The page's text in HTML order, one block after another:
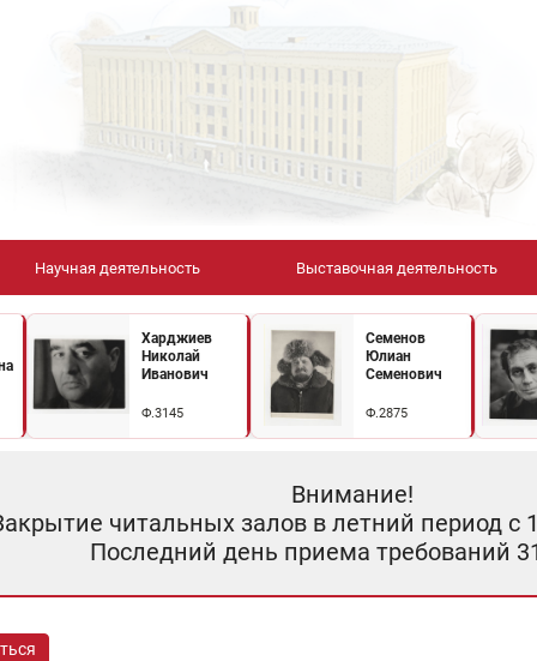
Научная деятельность Выставочная деятельность
Харджиев
Николай
Иванович
Ф.3145
Семенов
Юлиан
Семенович
Ф.2875
Внимание!
читальных залов в летний период с
Последний день приема требований